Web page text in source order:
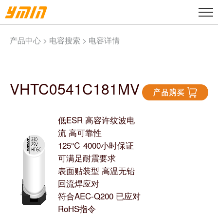
产品中心 > 电容搜索 > 电容详情
VHTC0541C181MV
低ESR 高容许纹波电
流 高可靠性
125℃ 4000小时保证
可满足耐震要求
表面贴装型 高温无铅
回流焊应对
符合AEC-Q200 已应对
RoHS指令